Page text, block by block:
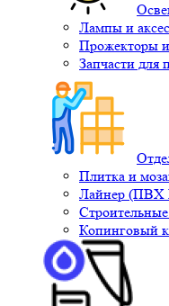
Лампы и
Прожекторы
Запчасти для
Плитка и
Лайнер (ПВХ
Копинговый